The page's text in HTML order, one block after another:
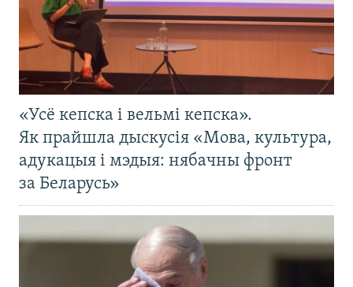
«Усё кепска і вельмі кепска».
Як прайшла дыскусія «Мова, культура,
адукацыя і мэдыя: нябачны фронт
за Беларусь»